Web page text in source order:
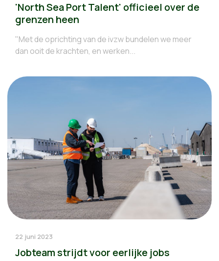
'North Sea Port Talent' officieel over de
grenzen heen
"Met de oprichting van de ivzw bundelen we meer
dan ooit de krachten, en werken...
22 juni 2023
Jobteam strijdt voor eerlijke jobs